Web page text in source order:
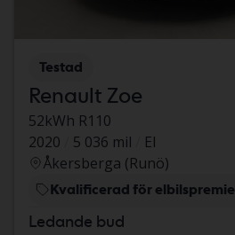
Testad
Renault Zoe
52kWh R110
2020
5 036 mil
El
Åkersberga (Runö)
Kvalificerad för elbilspremie
Ledande bud